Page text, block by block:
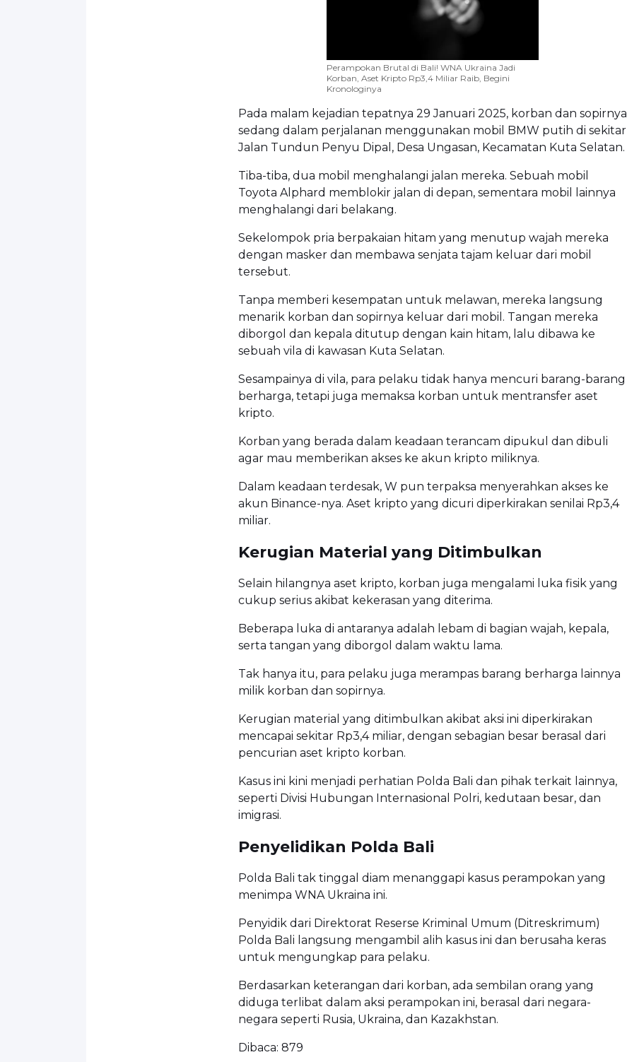
Perampokan Brutal di Bali! WNA Ukraina Jadi
Korban, Aset Kripto Rp3,4 Miliar Raib, Begini
Kronologinya
Pada malam kejadian tepatnya 29 Januari 2025, korban dan sopirnya
sedang dalam perjalanan menggunakan mobil BMW putih di sekitar
Jalan Tundun Penyu Dipal, Desa Ungasan, Kecamatan Kuta Selatan.
Tiba-tiba, dua mobil menghalangi jalan mereka. Sebuah mobil
Toyota Alphard memblokir jalan di depan, sementara mobil lainnya
menghalangi dari belakang.
Sekelompok pria berpakaian hitam yang menutup wajah mereka
dengan masker dan membawa senjata tajam keluar dari mobil
tersebut.
Tanpa memberi kesempatan untuk melawan, mereka langsung
menarik korban dan sopirnya keluar dari mobil. Tangan mereka
diborgol dan kepala ditutup dengan kain hitam, lalu dibawa ke
sebuah vila di kawasan Kuta Selatan.
Sesampainya di vila, para pelaku tidak hanya mencuri barang-barang
berharga, tetapi juga memaksa korban untuk mentransfer aset
kripto.
Korban yang berada dalam keadaan terancam dipukul dan dibuli
agar mau memberikan akses ke akun kripto miliknya.
Dalam keadaan terdesak, W pun terpaksa menyerahkan akses ke
akun Binance-nya. Aset kripto yang dicuri diperkirakan senilai Rp3,4
miliar.
Kerugian Material yang Ditimbulkan
Selain hilangnya aset kripto, korban juga mengalami luka fisik yang
cukup serius akibat kekerasan yang diterima.
Beberapa luka di antaranya adalah lebam di bagian wajah, kepala,
serta tangan yang diborgol dalam waktu lama.
Tak hanya itu, para pelaku juga merampas barang berharga lainnya
milik korban dan sopirnya.
Kerugian material yang ditimbulkan akibat aksi ini diperkirakan
mencapai sekitar Rp3,4 miliar, dengan sebagian besar berasal dari
pencurian aset kripto korban.
Kasus ini kini menjadi perhatian Polda Bali dan pihak terkait lainnya,
seperti Divisi Hubungan Internasional Polri, kedutaan besar, dan
imigrasi.
Penyelidikan Polda Bali
Polda Bali tak tinggal diam menanggapi kasus perampokan yang
menimpa WNA Ukraina ini.
Penyidik dari Direktorat Reserse Kriminal Umum (Ditreskrimum)
Polda Bali langsung mengambil alih kasus ini dan berusaha keras
untuk mengungkap para pelaku.
Berdasarkan keterangan dari korban, ada sembilan orang yang
diduga terlibat dalam aksi perampokan ini, berasal dari negara-
negara seperti Rusia, Ukraina, dan Kazakhstan.
Dibaca: 879